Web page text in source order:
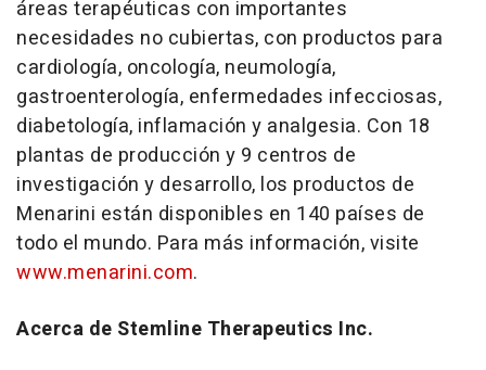
áreas terapéuticas con importantes
necesidades no cubiertas, con productos para
cardiología, oncología, neumología,
gastroenterología, enfermedades infecciosas,
diabetología, inflamación y analgesia. Con 18
plantas de producción y 9 centros de
investigación y desarrollo, los productos de
Menarini están disponibles en 140 países de
todo el mundo. Para más información, visite
www.menarini.com.
Acerca de Stemline Therapeutics Inc.